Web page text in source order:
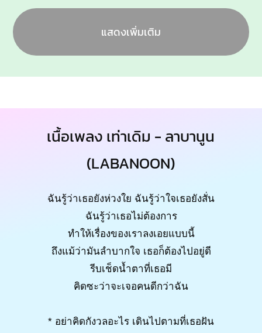
แสดงเพิ่มเติม
เนื้อเพลง เท่าเดิม - ลาบานูน
(LABANOON)
ฉันรู้ว่าเธอยังห่วงใย ฉันรู้ว่าใจเธอยังสั่น
ฉันรู้ว่าเธอไม่ต้องการ
ทำให้เรื่องของเราลงเอยแบบนี้
ถึงแม้ว่ามันลำบากใจ เธอก็ต้องไปอยู่ดี
รีบเช็ดน้ำตาที่เธอมี
คิดซะว่าจะเจอคนดีกว่าฉัน
* อย่าคิดกังวลอะไร เดินไปตามที่เธอฝัน